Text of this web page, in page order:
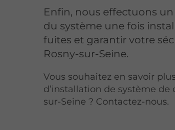
Enfin, nous effectuons
du système une fois
fuites et garantir votre
Rosny-sur-Seine.
Vous souhaitez en savoir
d’installation de système de
sur-Seine ? Contactez-nous.